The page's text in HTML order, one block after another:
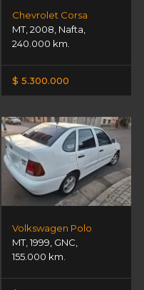
Chevrolet Corsa
MT,2008 Nafta
240.000 km.
$ 5.300.000
Volkswagen Polo
MT,1999 GNC
155.000 km.